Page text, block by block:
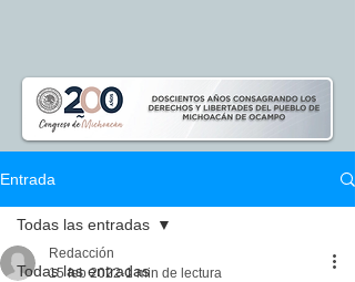
Entrada
Todas las entradas
Todas las entradas
Redacción
15 feb 2022 1 min de lectura